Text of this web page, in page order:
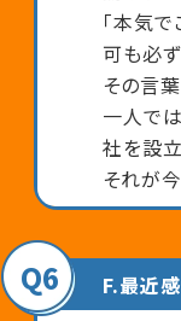
「本気
可も必
その言
一人で
社を設
それが
Q6
F.最近